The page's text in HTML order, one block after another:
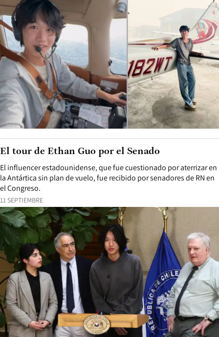
11 SEPTIEMBRE
El influencer estadounidense, que fue cuestionado por aterrizar en
la Antártica sin plan de vuelo, fue recibido por senadores de RN en
el Congreso.
El tour de Ethan Guo por el Senado